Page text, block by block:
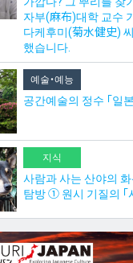
자부(麻布)대학 교수
다케후미(菊水健史)
했습니다.
예술・예능
공간예술의 정수 「일
지식
사람과 사는 산야의
탐방 ① 원시 기질의 「